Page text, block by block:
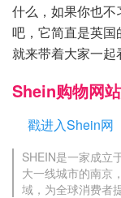
什么，如果你也
吧，它简直是英
就来带着大家一起
Shein购物网
戳进入Shein网
SHEIN是一家成立
大一线城市的南京
域，为全球消费者